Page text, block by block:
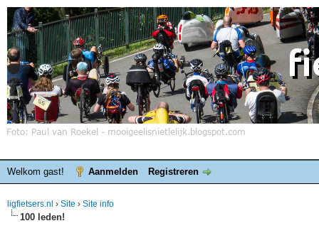
Welkom gast! Aanmelden Registreren
ligfietsers.nl › Site › Site info
100 leden!